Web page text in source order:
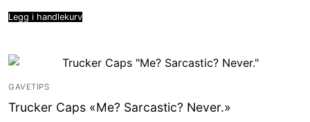
Legg i handlekurv
GAVETIPS
Trucker Caps «Me? Sarcastic? Never.»